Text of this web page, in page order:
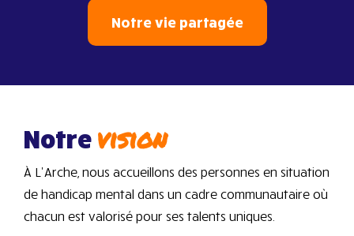
Notre vie partagée
Notre vision
À L’Arche, nous accueillons des personnes en situation
de handicap mental dans un cadre communautaire où
chacun est valorisé pour ses talents uniques.